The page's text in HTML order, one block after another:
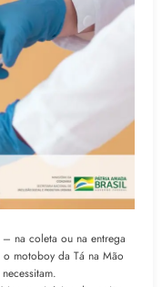
– na coleta ou na entrega
motoboy da Tá na Mão